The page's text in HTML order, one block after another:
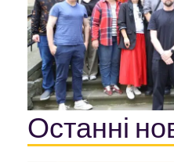
Останні